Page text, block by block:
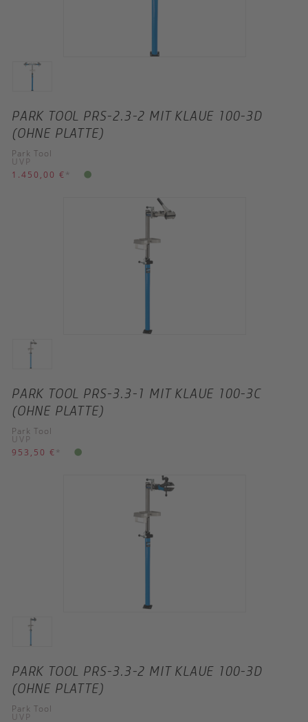
PARK TOOL PRS-2.3-2 MIT KLAUE 100-3D
(OHNE PLATTE)
Park Tool
UVP
1.450,00 € *
PARK TOOL PRS-3.3-1 MIT KLAUE 100-3C
(OHNE PLATTE)
Park Tool
UVP
953,50 € *
PARK TOOL PRS-3.3-2 MIT KLAUE 100-3D
(OHNE PLATTE)
Park Tool
UVP